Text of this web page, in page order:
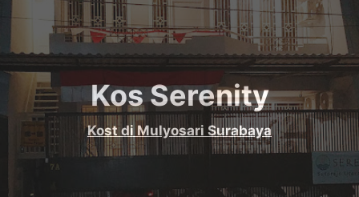
Kos Serenity
Kost di Mulyosari Surabaya